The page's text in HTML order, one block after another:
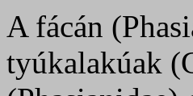
A fácán
tyúkalakúak